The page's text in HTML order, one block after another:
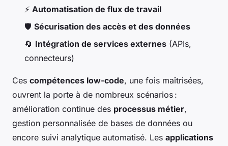
⚡ Automatisation de flux de travail
🛡️ Sécurisation des accès et des données
🔄 Intégration de services externes (APIs,
connecteurs)
Ces compétences low-code, une fois maîtrisées,
ouvrent la porte à de nombreux scénarios :
amélioration continue des processus métier,
gestion personnalisée de bases de données ou
encore suivi analytique automatisé. Les applications